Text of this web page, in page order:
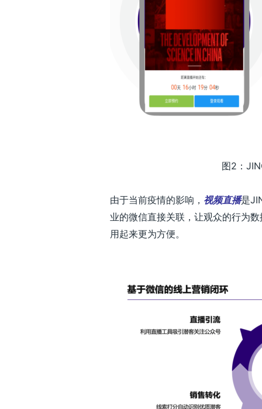
图2：
由于当前疫情的影响， 视频直播是
业的微信直接关联，让观众的行为
用起来更为方便。